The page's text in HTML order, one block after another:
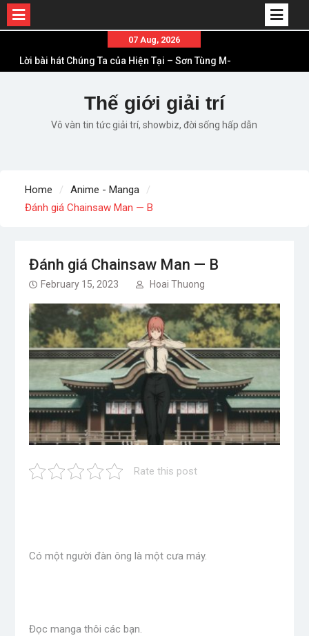
content
07 Aug, 2026
Lời bài hát Chúng Ta của Hiện Tại – Sơn Tùng M-
List ca khúc nhạc tết hay và ý nghĩa nhất mỗi dịp
xuân về
Em ơi lên phố – Minh Vương: Màn comeback
Lời bài hát Làm Gì Phải Hốt – Sản phẩm âm nhạc
chất lượng chuẩn chất JustaTee
Thế giới giải trí
Vô vàn tin tức giải trí, showbiz, đời sống hấp dẫn
Home
Anime - Manga
Đánh giá Chainsaw Man — B
Đánh giá Chainsaw Man — B
February 15, 2023 Hoai Thuong
Rate this post
Có một người đàn ông là một cưa máy.
Đọc manga thôi các bạn.